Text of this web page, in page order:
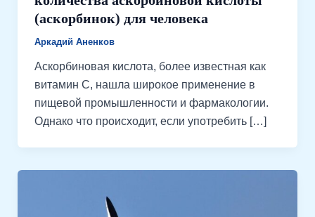
(аскорбинок) для человека
Аркадий Аненков
Аскорбиновая кислота, более известная как
витамин C, нашла широкое применение в
пищевой промышленности и фармакологии.
Однако что происходит, если употребить […]